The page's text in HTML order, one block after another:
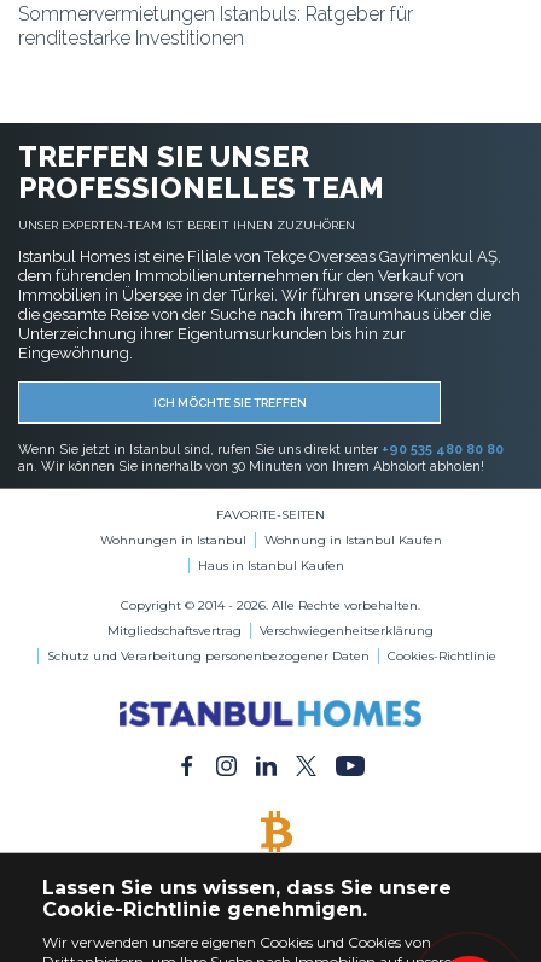
Sommervermietungen Istanbuls: Ratgeber für
renditestarke Investitionen
TREFFEN SIE UNSER
PROFESSIONELLES TEAM
UNSER EXPERTEN-TEAM IST BEREIT IHNEN ZUZUHÖREN
Istanbul Homes ist eine Filiale von Tekçe Overseas Gayrimenkul AŞ,
dem führenden Immobilienunternehmen für den Verkauf von
Immobilien in Übersee in der Türkei. Wir führen unsere Kunden durch
die gesamte Reise von der Suche nach ihrem Traumhaus über die
Unterzeichnung ihrer Eigentumsurkunden bis hin zur
Eingewöhnung.
ICH MÖCHTE SIE TREFFEN
Wenn Sie jetzt in Istanbul sind, rufen Sie uns direkt unter +90 535 480 80 80
an. Wir können Sie innerhalb von 30 Minuten von Ihrem Abholort abholen!
FAVORITE-SEITEN
Wohnungen in Istanbul
Wohnung in Istanbul Kaufen
Haus in Istanbul Kaufen
Copyright © 2014 - 2026. Alle Rechte vorbehalten.
Mitgliedschaftsvertrag
Verschwiegenheitserklärung
Schutz und Verarbeitung personenbezogener Daten
Cookies-Richtlinie
Kaufen Sie jede Immobilie mit Bitcoin-Zahlung
Lassen Sie uns wissen, dass Sie unsere
Cookie-Richtlinie genehmigen.
Wir verwenden unsere eigenen Cookies und Cookies von